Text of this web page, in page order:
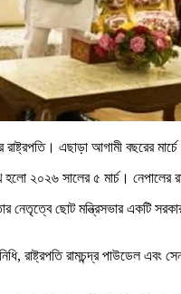
এছাড়া আগামী বছরের মার্চে
হলো ২০২৬ সালের ৫ মার্চ।
তার নেতৃত্বে ছোট মন্ত্রিসভার
রামচন্দ্র পাউডেল এবং